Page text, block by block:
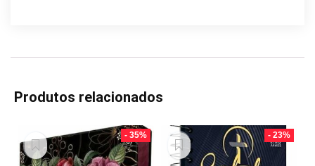
Produtos relacionados
- 35% - 23%